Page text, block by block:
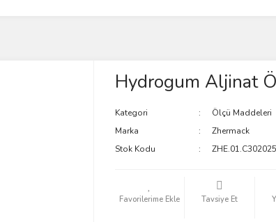
Hydrogum Aljinat
Kategori
Ölçü Maddeleri
Marka
Zhermack
Stok Kodu
ZHE.01.C302025
Tavsiye Et